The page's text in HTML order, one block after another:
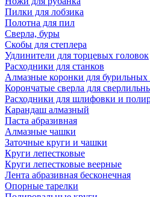
Пилки для лобзика
Полотна для пил
Сверла, буры
Скобы для степлера
Удлинители для торцевых головок
Расходники для станков
Алмазные коронки для
Корончатые сверла для
Расходники для шлифовки и
Карандаш алмазный
Паста абразивная
Алмазные чашки
Заточные круги и чашки
Круги лепестковые
Круги лепестковые веерные
Лента абразивная бесконечная
Опорные тарелки